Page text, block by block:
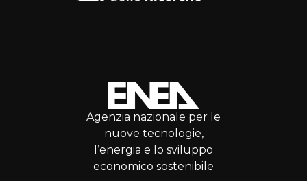
Agenzia nazionale per le
nuove tecnologie,
l’energia e lo sviluppo
economico sostenibile